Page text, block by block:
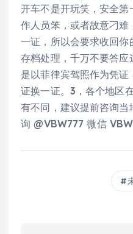
开车不是开玩笑，安全
作人员笨，或者故意刁
一证，所以会要求收回
存档处理，千万不要答应
是以菲律宾驾照作为凭
证换一证。3，各个地区
有不同，建议提前咨询
询 @VBW777 微信